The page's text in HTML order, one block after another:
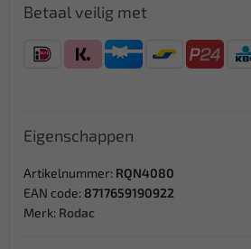
Betaal veilig met
Eigenschappen
Artikelnummer: RQN4080
EAN code: 8717659190922
Merk: Rodac